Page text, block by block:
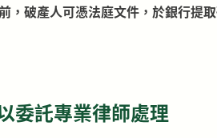
，破產人可憑法庭文件，於銀行提
委託專業律師處理